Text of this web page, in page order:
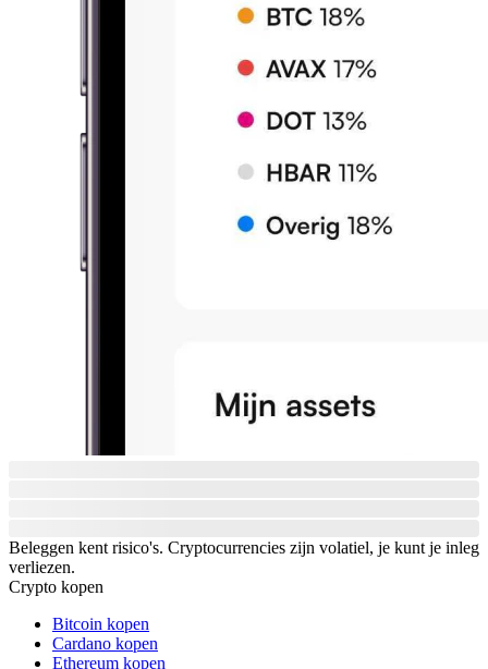
Beleggen kent risico's. Cryptocurrencies zijn volatiel, je kunt je inleg
verliezen.
Crypto kopen
Bitcoin kopen
Cardano kopen
Ethereum kopen